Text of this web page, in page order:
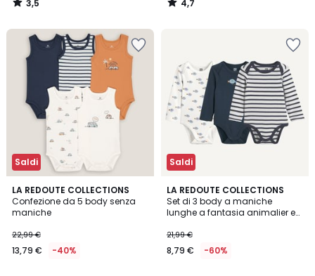
3,5
/
4,7
/
Saldi
LA REDOUTE COLLECTIONS
Confezione da 5 body senza
maniche
22,99 €
13,79 € -40%
4,4
/ 5
Saldi
LA REDOUTE COLLECTIONS
Set di 3 body a maniche
lunghe a fantasia animalier e
21,99 €
8,79 € -60%